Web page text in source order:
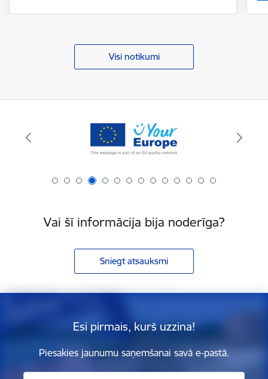
Visi notikumi
Vai šī informācija bija noderīga?
Sniegt atsauksmi
Esi pirmais, kurš uzzina!
Piesakies jaunumu saņemšanai savā e-pastā.